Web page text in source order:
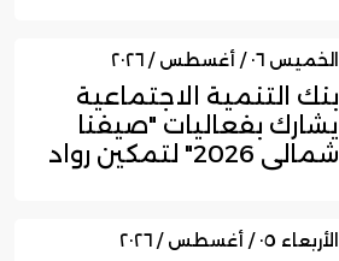
الخميس ٠٦ / أغسطس / ٢٠٢٦
بنك التنمية الاجتماعية
يشارك بفعاليات "صيفنا
شمالي 2026" لتمكين رواد
الأربعاء ٠٥ / أغسطس / ٢٠٢٦